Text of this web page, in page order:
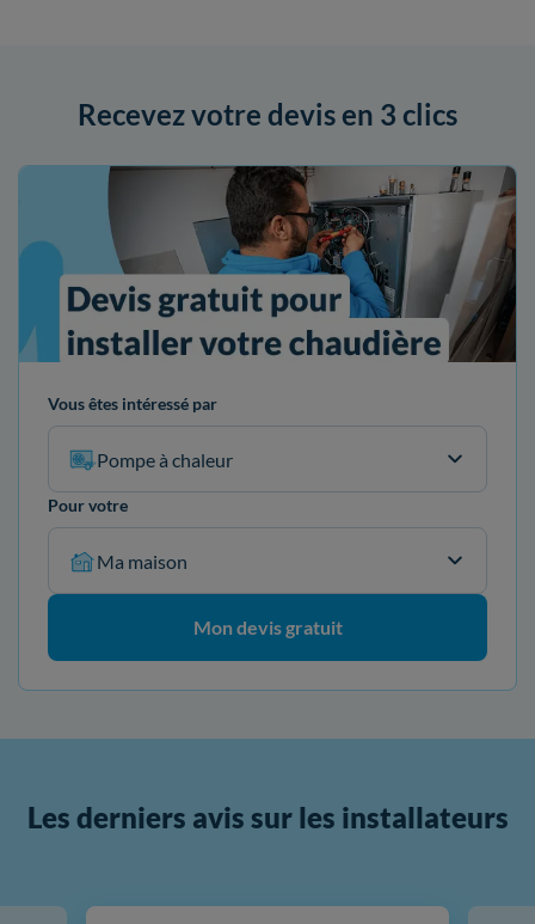
Recevez votre devis en 3 clics
Vous êtes intéressé par
Pompe à chaleur
Pour votre
Ma maison
Mon devis gratuit
Les derniers avis sur les installateurs